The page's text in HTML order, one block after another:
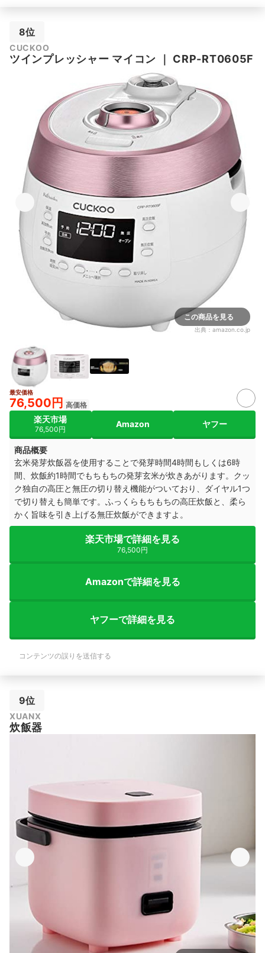
8位
CUCKOO
ツインプレッシャー マイコン CRP-RT0605F
この商品を見る
出典： amazon.co.jp
最安価格
76,500円 高価格
楽天市場
76,500円
Amazon ヤフー
商品概要
玄米発芽炊飯器を使用することで発芽時間4時間もしくは6時
間、炊飯約1時間でもちもちの発芽玄米が炊きあがります。クッ
ク独自の高圧と無圧の切り替え機能がついており、ダイヤル1つ
で切り替えも簡単です。ふっくらもちもちの高圧炊飯と、柔ら
かく旨味を引き上げる無圧炊飯ができますよ。
楽天市場で詳細を見る
76,500円
Amazonで詳細を見る
ヤフーで詳細を見る
コンテンツの誤りを送信する
9位
XUANX
炊飯器